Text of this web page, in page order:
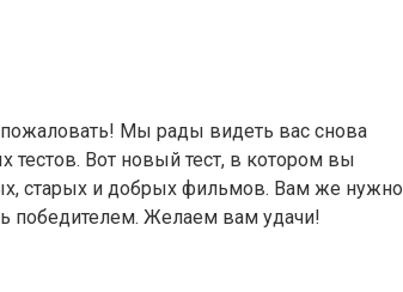
Мы рады видеть вас снова
тестов. Вот новый тест, в котором вы
старых и добрых фильмов. Вам же нужно
победителем. Желаем вам удачи!